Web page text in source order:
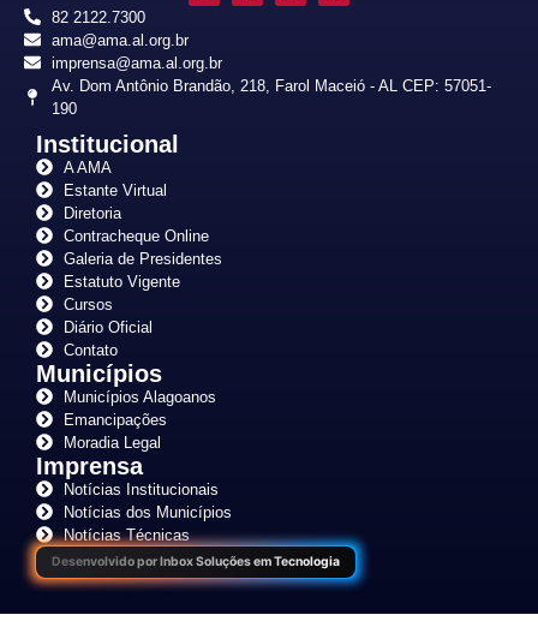
82 2122.7300
ama@ama.al.org.br
imprensa@ama.al.org.br
Av. Dom Antônio Brandão, 218, Farol Maceió - AL CEP: 57051-
190
Institucional
A AMA
Estante Virtual
Diretoria
Contracheque Online
Galeria de Presidentes
Estatuto Vigente
Cursos
Diário Oficial
Contato
Municípios
Municípios Alagoanos
Emancipações
Moradia Legal
Imprensa
Notícias Institucionais
Notícias dos Municípios
Notícias Técnicas
Desenvolvido por Inbox Soluções em Tecnologia